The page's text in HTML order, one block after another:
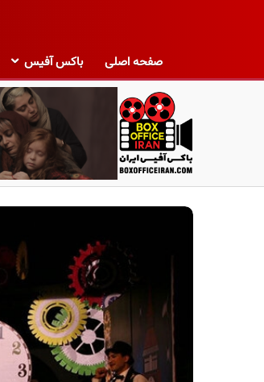
صفحه اصلی باکس آفیس
ب
ک